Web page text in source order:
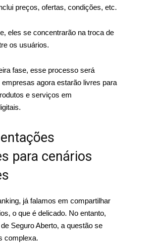
preços, ofertas, condições, etc.
eles se concentrarão na troca de
os usuários.
fase, esse processo será
agora estarão livres para
e serviços em
para cenários
já falamos em compartilhar
o que é delicado. No entanto,
Seguro Aberto, a questão se
complexa.